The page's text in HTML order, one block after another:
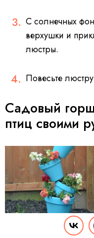
С солнечных
верхушки и
люстры.
Повесьте
Садовый
птиц своими